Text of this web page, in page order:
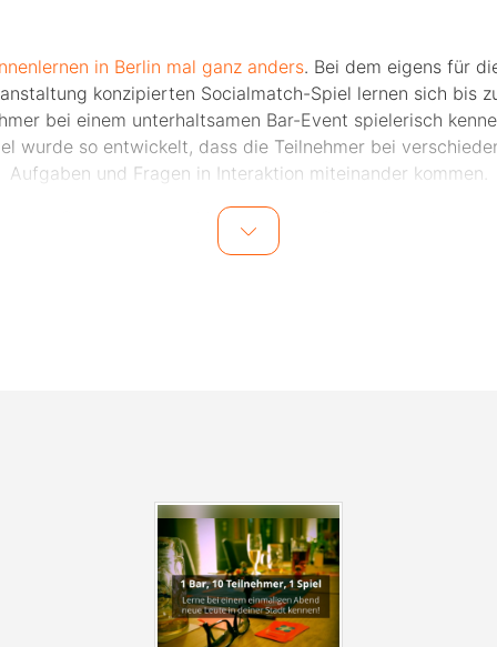
in Berlin mal ganz anders. Bei dem eigens für
konzipierten Socialmatch-Spiel lernen sich bis
bei einem unterhaltsamen Bar-Event spielerisch
wurde so entwickelt, dass die Teilnehmer bei
Aufgaben und Fragen in Interaktion miteinander kommen.
des Spiels und dem Moderator vor Ort wird das Eis
und die Teilnehmer lernen sich im Laufe des Abends